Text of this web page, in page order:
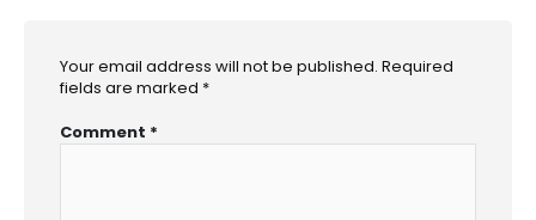
Your email address will not be published. Required
fields are marked *
Comment *